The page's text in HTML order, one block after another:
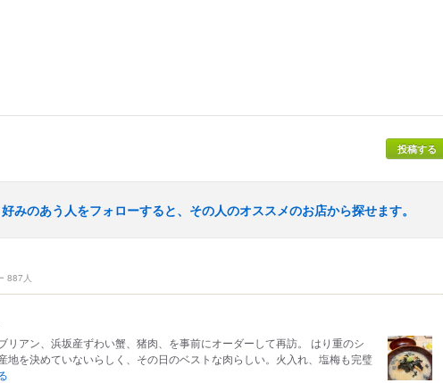
投稿する
好みのあう人をフォローすると、その人のオススメのお店から探せます。
887人
リアン、浜坂産ずわい蟹、猪肉、を事前にオーダーして再訪。 はり重のシ
地を決めていないらしく、その日のベストな肉らしい。火入れ、塩梅も完璧